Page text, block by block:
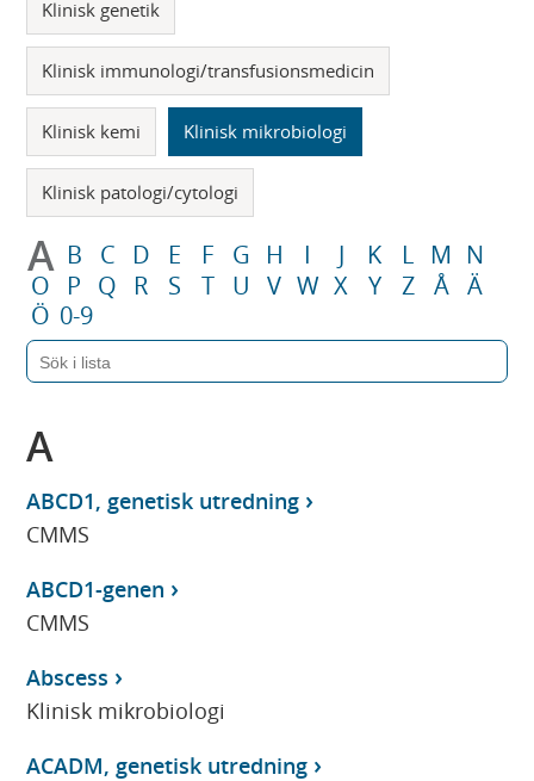
Klinisk genetik
Klinisk immunologi/transfusionsmedicin
Klinisk kemi Klinisk mikrobiologi
Klinisk patologi/cytologi
A B C D E F G H I J K L M N
O
P Q R S T U V W X Y Z Å Ä
Ö 0-9
A
ABCD1, genetisk utredning
CMMS
ABCD1-genen
CMMS
Abscess
Klinisk mikrobiologi
ACADM, genetisk utredning